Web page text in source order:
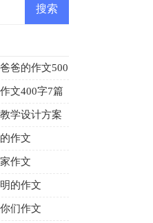
爸的作文500
文400字7篇
教学设计方案
篇作文
作文
的作文
们作文